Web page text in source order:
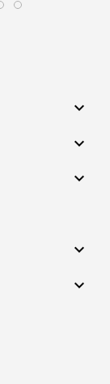
expand_more
expand_more
expand_more
expand_more
expand_more